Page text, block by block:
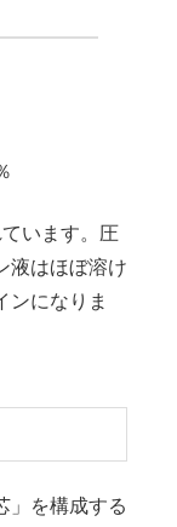
います。圧
液はほぼ溶け
ンになりま
」を構成する